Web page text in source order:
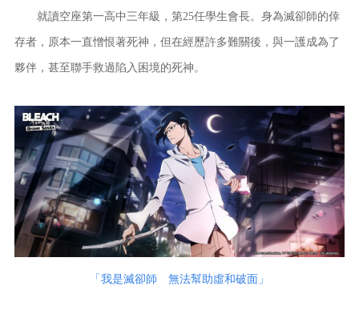
就讀空座第一高中三年級，第25任學生會長。身為滅卻師的倖
存者，原本一直憎恨著死神，但在經歷許多難關後，與一護成為了
夥伴，甚至聯手救過陷入困境的死神。
「我是滅卻師 無法幫助虛和破面」